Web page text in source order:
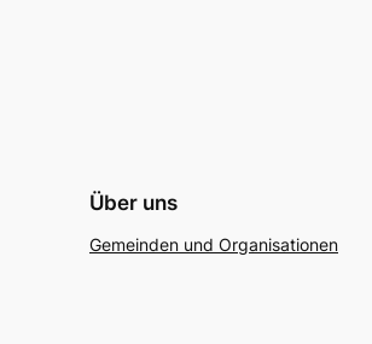
Über uns
Gemeinden und Organisationen